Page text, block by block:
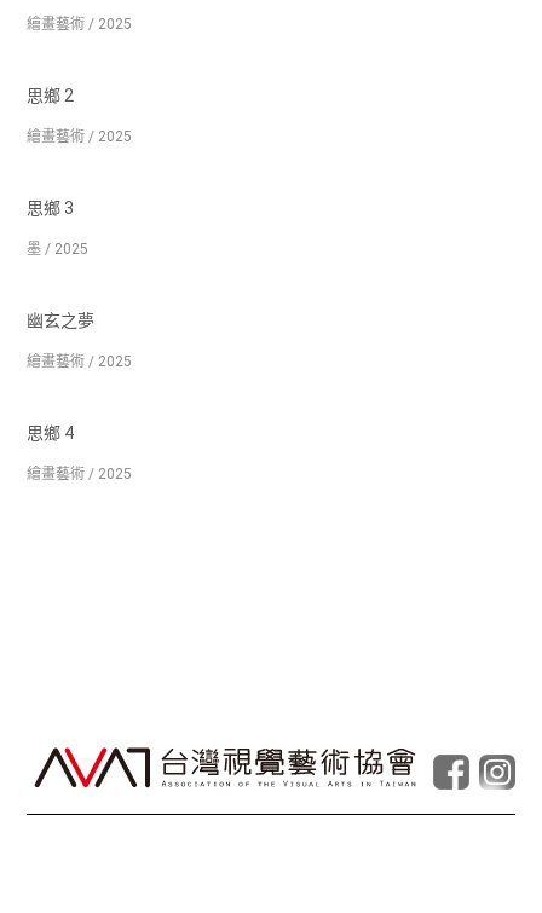
繪畫藝術 / 2025
思鄉 2
繪畫藝術 / 2025
思鄉 3
墨 / 2025
幽玄之夢
繪畫藝術 / 2025
思鄉 4
繪畫藝術 / 2025